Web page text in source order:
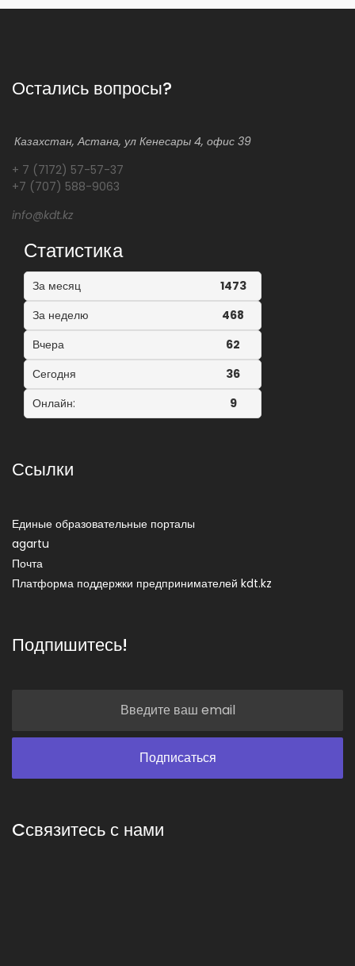
Остались вопросы?
Казахстан, Астана, ул Кенесары 4, офис 39
+ 7 (7172) 57-57-37
+7 (707) 588-9063
info@kdt.kz
Статистика
За месяц
1473
За неделю
468
Вчера
62
Сегодня
36
Онлайн:
9
Ссылки
Единые образовательные порталы
agartu
Почта
Платформа поддержки предпринимателей kdt.kz
Подпишитесь!
Cсвязитесь с нами